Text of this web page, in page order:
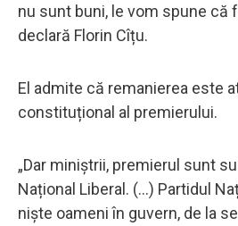
nu sunt buni, le vom spune că
declară Florin Cîțu.
El admite că remanierea este
constituțional al premierului.
„Dar miniștrii, premierul sunt
Național Liberal. (...) Partidul
niște oameni în guvern, de la